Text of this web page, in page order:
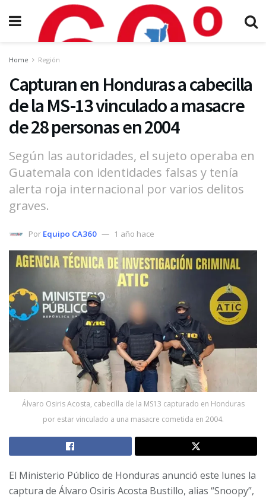
Home Región
Capturan en Honduras a cabecilla
de la MS-13 vinculado a masacre
de 28 personas en 2004
Según las autoridades, el sujeto operaba en
Guatemala con identidades falsas y tenía
alerta roja internacional por varios delitos
graves.
Por Equipo CA360 1 año hace
Álvaro Osiris Acosta, cabecilla de la MS13 capturado en Honduras
por estar vinculado a una masacre cometida en 2004.
El Ministerio Público de Honduras anunció este lunes la
captura de Álvaro Osiris Acosta Bustillo, alias “Snoopy”,